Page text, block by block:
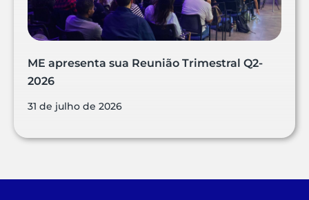
ME apresenta sua Reunião Trimestral Q2-
2026
31 de julho de 2026